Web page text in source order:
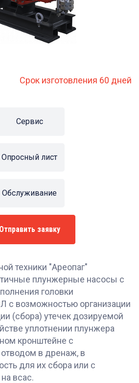
Срок изготовления 60 дней
Сервис
Опросный лист
Обслуживание
Отправить заявку
техники "Ареопаг"
плунжерные насосы с
головки
с возможностью организации
(сбора) утечек дозируемой
уплотнении плунжера
кронштейне с
в дренаж, в
для их сбора или с
всас.